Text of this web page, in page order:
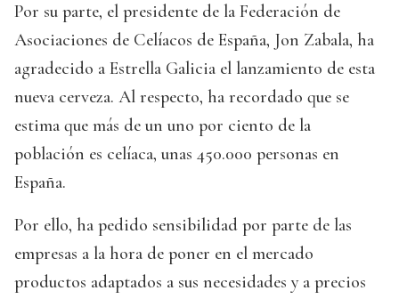
Por su parte, el presidente de la Federación de
Asociaciones de Celíacos de España, Jon Zabala, ha
agradecido a Estrella Galicia el lanzamiento de esta
nueva cerveza. Al respecto, ha recordado que se
estima que más de un uno por ciento de la
población es celíaca, unas 450.000 personas en
España.
Por ello, ha pedido sensibilidad por parte de las
empresas a la hora de poner en el mercado
productos adaptados a sus necesidades y a precios